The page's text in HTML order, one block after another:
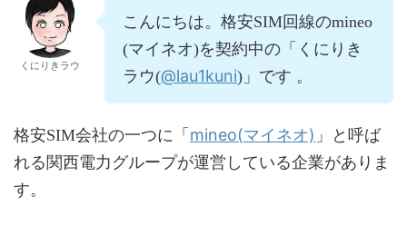
くにりきラウ
こんにちは。格安SIM回線のmineo
(マイネオ)を契約中の「くにりき
ラウ(@lau1kuni)」です 。
格安SIM会社の一つに「 mineo(マイネオ) 」と呼ば
れる関西電力グループが運営している企業がありま
す。